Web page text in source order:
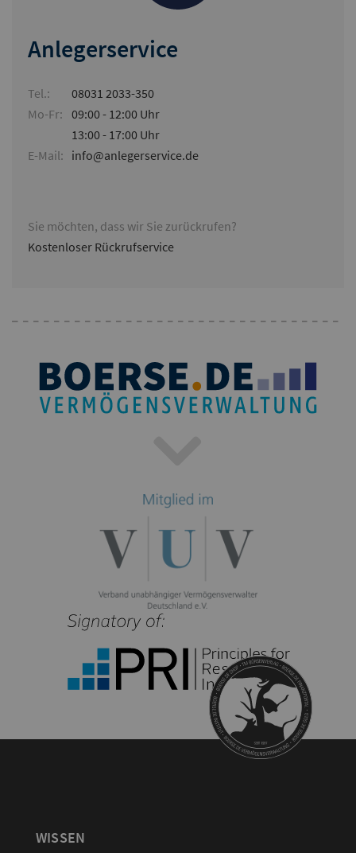
Anlegerservice
Tel.:
08031 2033-350
Mo-Fr: 09:00 - 12:00 Uhr
13:00 - 17:00 Uhr
E-Mail: info@anlegerservice.de
Sie möchten, dass wir Sie zurückrufen?
Kostenloser Rückrufservice
WISSEN